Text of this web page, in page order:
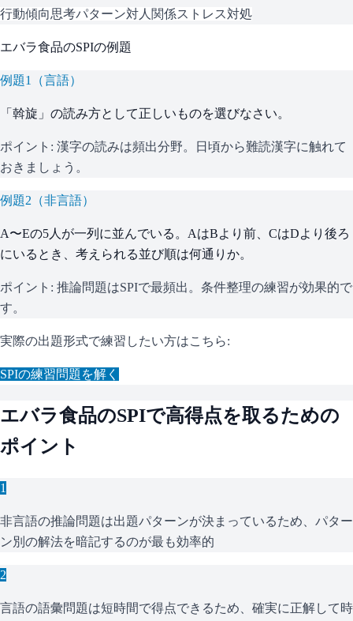
行動傾向思考パターン対人関係ストレス対処
エバラ食品のSPIの例題
例題1 （言語）
「斡旋」の読み方として正しいものを選びなさい。
ポイント: 漢字の読みは頻出分野。日頃から難読漢字に触れて
おきましょう。
例題2 （非言語）
A〜Eの5人が一列に並んでいる。AはBより前、CはDより後ろ
にいるとき、考えられる並び順は何通りか。
ポイント: 推論問題はSPIで最頻出。条件整理の練習が効果的で
す。
実際の出題形式で練習したい方はこちら:
SPIの練習問題を解く
エバラ食品のSPIで高得点を取るための
ポイント
1
非言語の推論問題は出題パターンが決まっているため、パター
ン別の解法を暗記するのが最も効率的
2
言語の語彙問題は短時間で得点できるため、確実に正解して時